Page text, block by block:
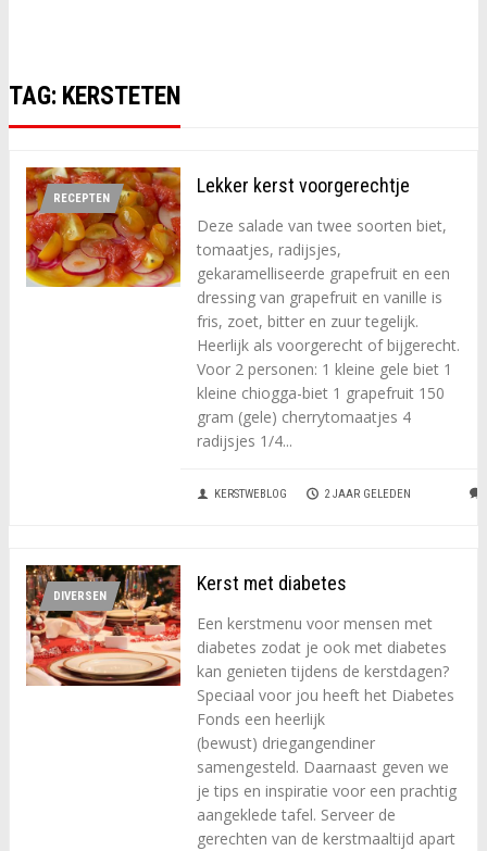
TAG: KERSTETEN
RECEPTEN
Lekker kerst voorgerechtje
Deze salade van twee soorten biet,
tomaatjes, radijsjes,
gekaramelliseerde grapefruit en een
dressing van grapefruit en vanille is
fris, zoet, bitter en zuur tegelijk.
Heerlijk als voorgerecht of bijgerecht.
Voor 2 personen: 1 kleine gele biet 1
kleine chiogga-biet 1 grapefruit 150
gram (gele) cherrytomaatjes 4
radijsjes 1/4...
KERSTWEBLOG 2 JAAR GELEDEN
DIVERSEN
Kerst met diabetes
Een kerstmenu voor mensen met
diabetes zodat je ook met diabetes
kan genieten tijdens de kerstdagen?
Speciaal voor jou heeft het Diabetes
Fonds een heerlijk
(bewust) driegangendiner
samengesteld. Daarnaast geven we
je tips en inspiratie voor een prachtig
aangeklede tafel. Serveer de
gerechten van de kerstmaaltijd apart